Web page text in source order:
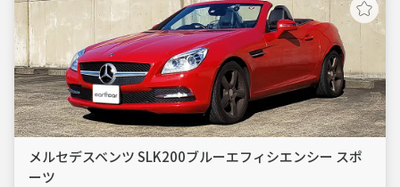
メルセデスベンツ SLK200ブルーエフィシエンシー スポ
ーツ